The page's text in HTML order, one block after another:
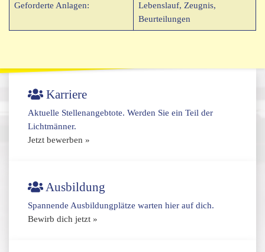
Geforderte Anlagen:
Lebenslauf, Zeugnis,
Beurteilungen
Karriere
Aktuelle Stellenangebtote. Werden Sie ein Teil der
Lichtmänner.
Jetzt bewerben »
Ausbildung
Spannende Ausbildungplätze warten hier auf dich.
Bewirb dich jetzt »